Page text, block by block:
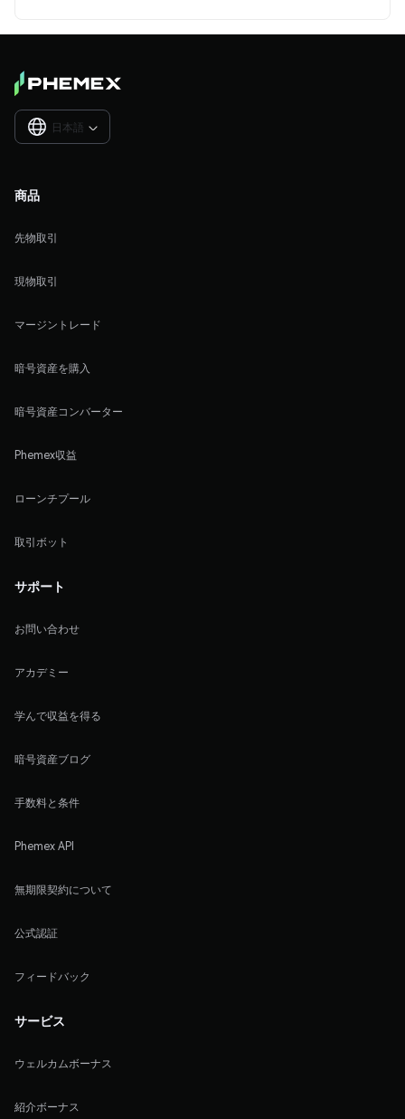
日本語 
商品
先物取引
現物取引
マージントレード
暗号資産を購入
暗号資産コンバーター
Phemex収益
ローンチプール
取引ボット
サポート
お問い合わせ
アカデミー
学んで収益を得る
暗号資産ブログ
手数料と条件
Phemex API
無期限契約について
公式認証
フィードバック
サービス
ウェルカムボーナス
紹介ボーナス